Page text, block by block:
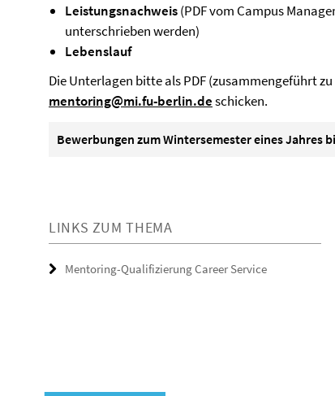
Leistungsnachweis(PDF vom Campus
unterschrieben werden)
Lebenslauf
Die Unterlagen bitte als PDF (zusammengeführt zu
mentoring@mi.fu-berlin.deschicken.
Bewerbungen zum Wintersemester eines Jahres
LINKS ZUM THEMA
Mentoring-Qualifizierung Career Service